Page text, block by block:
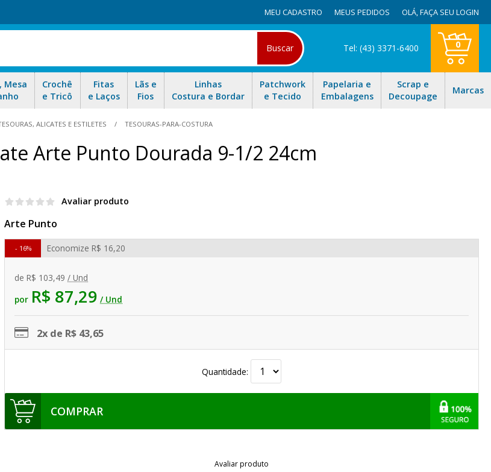
MEU CADASTRO MEUS PEDIDOS OLÁ,FAÇA SEU LOGIN
Buscar Tel: (43) 3371-6400 0
Mesa
Crochê
e Tricô
Fitas
e Laços
Lãs e
Fios
Linhas
Costura e Bordar
Patchwork
e Tecido
Papelaria e
Embalagens
Scrap e
Decoupage
Marcas
ALICATES E ESTILETES TESOURAS-PARA-COSTURA
Arte Punto Dourada 9-1/2 24cm
Avaliar produto
Arte Punto
de R$ 103,49 / Und
por R$ 87,29 / Und
Economize R$ 16,20
16%
2x de R$ 43,65
Quantidade:
COMPRAR
Avaliar produto